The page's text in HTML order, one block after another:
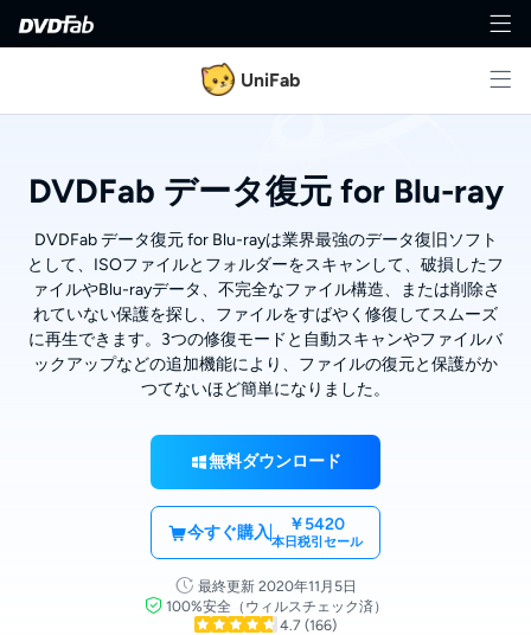
UniFab
DVDFab データ復元 for Blu-ray
DVDFab データ復元 for Blu-rayは業界最強のデータ復旧ソフト
として、ISOファイルとフォルダーをスキャンして、破損したフ
ァイルやBlu-rayデータ、不完全なファイル構造、または削除さ
れていない保護を探し、ファイルをすばやく修復してスムーズ
に再生できます。3つの修復モードと自動スキャンやファイルバ
ックアップなどの追加機能により、ファイルの復元と保護がか
つてないほど簡単になりました。
無料ダウンロード
今すぐ購入 ￥5420
本日税引セール
最終更新 2020年11月5日
100%安全（ウィルスチェック済）
4.7 (166)